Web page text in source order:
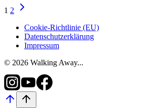
bis
9:
Saguaro
Seitennavigation
1 2
Nächste
Cookie-Richtlinie (EU)
Datenschutzerklärung
Impressum
© 2026 Walking Away...